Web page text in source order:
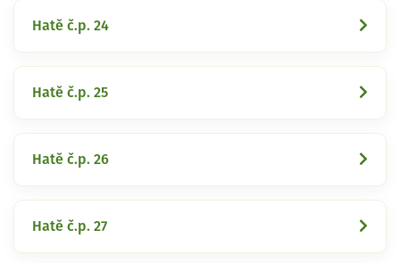
Hatě č.p. 24
Hatě č.p. 25
Hatě č.p. 26
Hatě č.p. 27